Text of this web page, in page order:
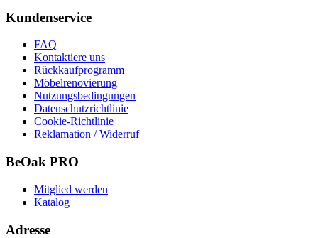
Kundenservice
FAQ
Kontaktiere uns
Rückkaufprogramm
Möbelrenovierung
Nutzungsbedingungen
Datenschutzrichtlinie
Cookie-Richtlinie
Reklamation / Widerruf
BeOak PRO
Mitglied werden
Katalog
Adresse